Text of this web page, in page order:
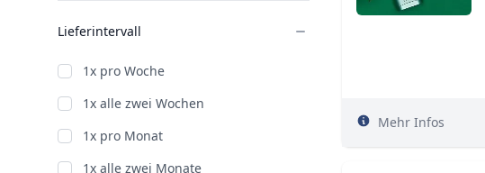
Lieferintervall
1x pro Woche
1x alle zwei Wochen
1x pro Monat
1x alle zwei Monate
Mehr Infos